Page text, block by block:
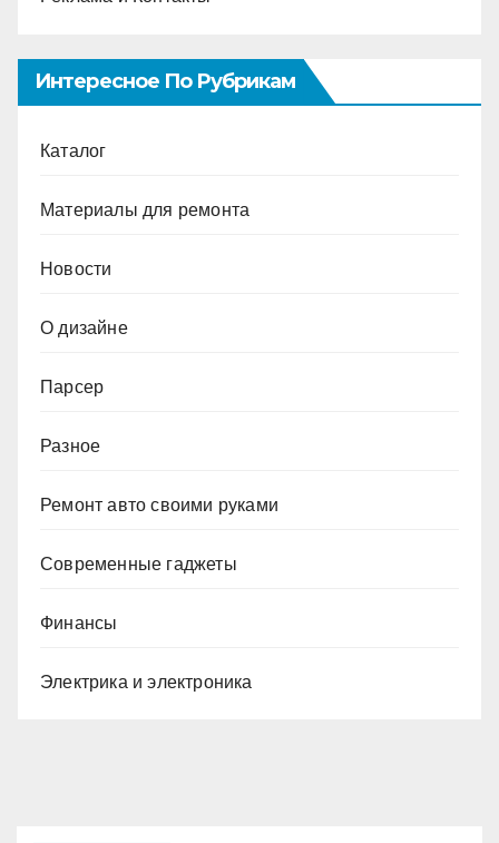
Интересное По Рубрикам
Каталог
Материалы для ремонта
Новости
О дизайне
Парсер
Разное
Ремонт авто своими руками
Современные гаджеты
Финансы
Электрика и электроника